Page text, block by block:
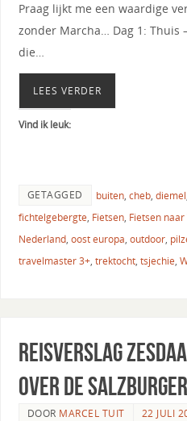
Praag lijkt me een waardige
zonder Marcha… Dag 1: Thuis
die…
LEES VERDER
Vind ik leuk:
GETAGGED buiten, cheb, diemel
fichtelgebergte, Fietsen, Fietsen
Nederland, oost europa, outdoor,
travelmaster 3+, trektocht, tsjechie,
Reisverslag
over de
DOOR MARCEL TUIT
22 JULI